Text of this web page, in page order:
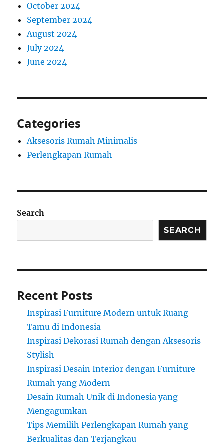
October 2024
September 2024
August 2024
July 2024
June 2024
Categories
Aksesoris Rumah Minimalis
Perlengkapan Rumah
Search
SEARCH
Recent Posts
Inspirasi Furniture Modern untuk Ruang
Tamu di Indonesia
Inspirasi Dekorasi Rumah dengan Aksesoris
Stylish
Inspirasi Desain Interior dengan Furniture
Rumah yang Modern
Desain Rumah Unik di Indonesia yang
Mengagumkan
Tips Memilih Perlengkapan Rumah yang
Berkualitas dan Terjangkau